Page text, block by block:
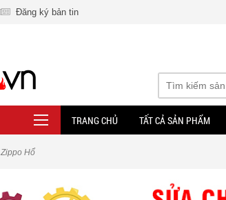
Đăng ký bản tin
TRANG CHỦ TẤT CẢ SẢN PHẨM
Zippo Hổ